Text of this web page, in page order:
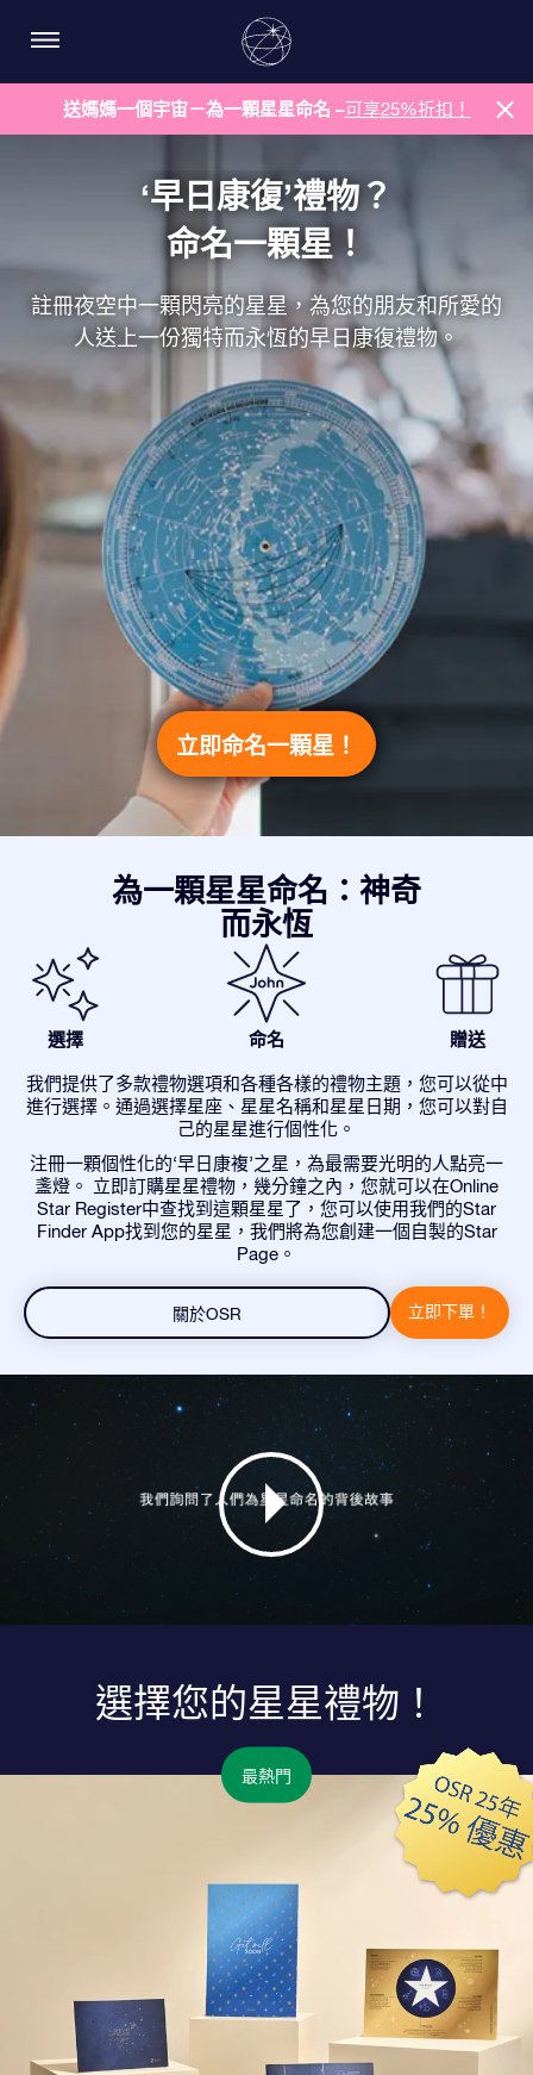
送媽媽一個宇宙－為一顆星星命名 –可享25%折扣！
‘早日康復’禮物？
命名一顆星！
註冊夜空中一顆閃亮的星星，為您的朋友和所愛的
人送上一份獨特而永恆的早日康復禮物。
立即命名一顆星！
為一顆星星命名：神奇
而永恆
選擇 命名 贈送
我們提供了多款禮物選項和各種各樣的禮物主題，您可以從中
進行選擇。通過選擇星座、星星名稱和星星日期，您可以對自
己的星星進行個性化。
注冊一顆個性化的‘早日康複’之星，為最需要光明的人點亮一
盞燈。 立即訂購星星禮物，幾分鐘之內，您就可以在Online
Star Register中查找到這顆星星了，您可以使用我們的Star
Finder App找到您的星星，我們將為您創建一個自製的Star
Page。
關於OSR 立即下單！
選擇您的星星禮物！
最熱門